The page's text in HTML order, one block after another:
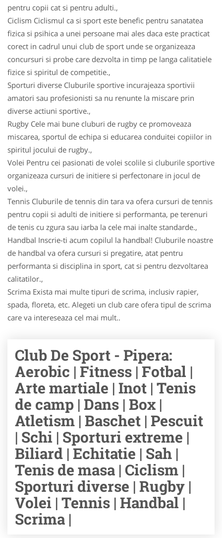
pentru copii cat si pentru adulti.,
Ciclism Ciclismul ca si sport este benefic pentru sanatatea
fizica si psihica a unei persoane mai ales daca este practicat
corect in cadrul unui club de sport unde se organizeaza
concursuri si probe care dezvolta in timp pe langa calitatiele
fizice si spiritul de competitie.,
Sporturi diverse Cluburile sportive incurajeaza sportivii
amatori sau profesionisti sa nu renunte la miscare prin
diverse actiuni sportive.,
Rugby Cele mai bune cluburi de rugby ce promoveaza
miscarea, sportul de echipa si educarea conduitei copiilor in
spiritul jocului de rugby.,
Volei Pentru cei pasionati de volei scolile si cluburile sportive
organizeaza cursuri de initiere si perfectonare in jocul de
volei.,
Tennis Cluburile de tennis din tara va ofera cursuri de tennis
pentru copii si adulti de initiere si performanta, pe terenuri
de tenis cu zgura sau iarba la cele mai inalte standarde.,
Handbal Inscrie-ti acum copilul la handbal! Cluburile noastre
de handbal va ofera cursuri si pregatire, atat pentru
performanta si disciplina in sport, cat si pentru dezvoltarea
calitatilor.,
Scrima Exista mai multe tipuri de scrima, inclusiv rapier,
spada, floreta, etc. Alegeti un club care ofera tipul de scrima
care va intereseaza cel mai mult..
Club De Sport - Pipera:
Aerobic | Fitness | Fotbal |
Arte martiale | Inot | Tenis
de camp | Dans | Box |
Atletism | Baschet | Pescuit
| Schi | Sporturi extreme |
Biliard | Echitatie | Sah |
Tenis de masa | Ciclism |
Sporturi diverse | Rugby |
Volei | Tennis | Handbal |
Scrima |